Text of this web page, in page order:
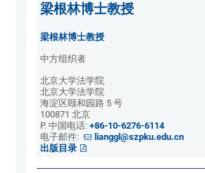
梁根林博士教授
梁根林博士教授
中方组织者
北京大学法学院
北京大学法学院
海淀区颐和园路 5 号
100871 北京
P. 中国电话:+86-10-6276-6114
电子邮件:
lianggl@szpku.edu.cn
出版目录